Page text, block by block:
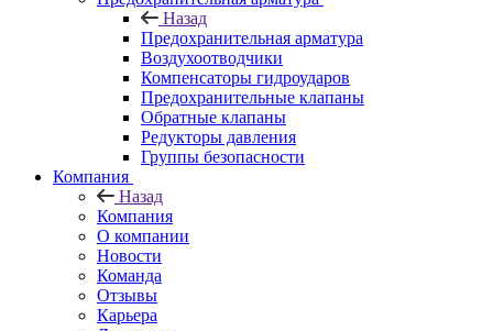
Назад
Предохранительная арматура
Воздухоотводчики
Компенсаторы гидроударов
Предохранительные клапаны
Обратные клапаны
Редукторы давления
Группы безопасности
Компания
Назад
Компания
О компании
Новости
Команда
Отзывы
Карьера